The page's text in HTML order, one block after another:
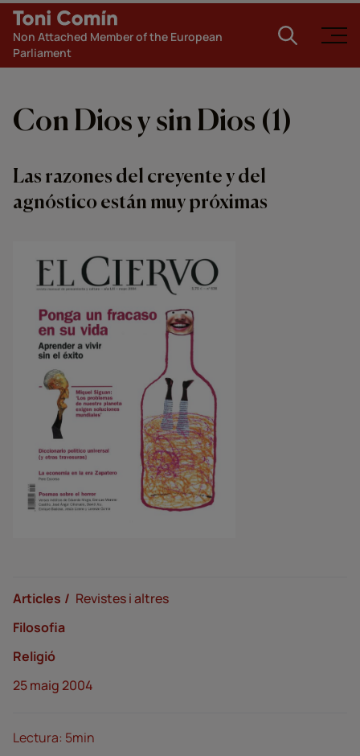
Non Attached Member of the European
Parliament
Con Dios y sin Dios (1)
Las razones del creyente y del
agnóstico están muy próximas
Articles
Revistes i altres
Filosofia
Religió
25 maig 2004
Lectura: 5min